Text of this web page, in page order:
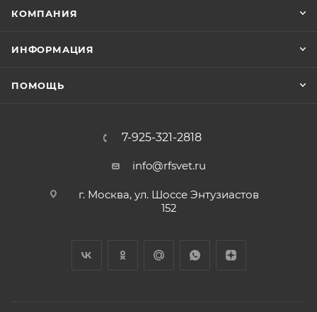
КОМПАНИЯ
ИНФОРМАЦИЯ
ПОМОЩЬ
7-925-321-2818
info@rfsvet.ru
г. Москва, ул. Шоссе Энтузиастов
152